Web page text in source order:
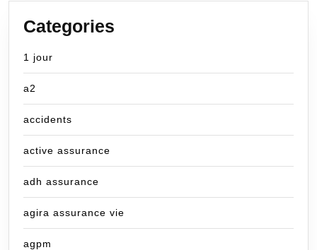
Categories
1 jour
a2
accidents
active assurance
adh assurance
agira assurance vie
agpm